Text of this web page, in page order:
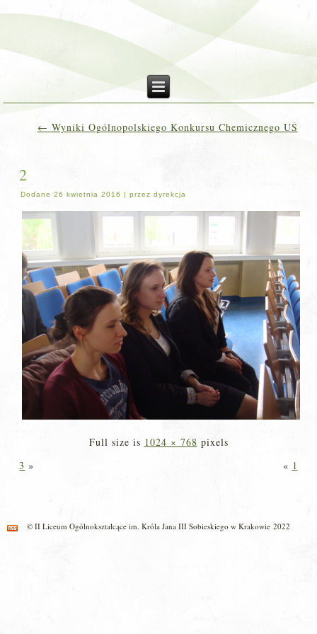
← Wyniki Ogólnopolskiego Konkursu Chemicznego UŚ
2
Dodane 26 kwietnia 2016 |przez dyrekcja
Full size is 1024 × 768 pixels
3 » « 1
© II Liceum Ogólnokształcące im. Króla Jana III Sobieskiego w Krakowie 2022